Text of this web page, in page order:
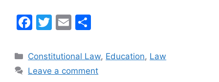
F
c
e
T
itt
er
E
ai
l
ar
e
Categories
Constitutional Law, Education, Law
Leave a comment